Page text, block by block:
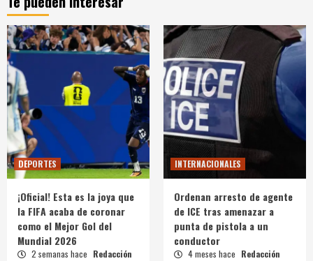
DEPORTES
¡Oficial! Esta es la joya que
la FIFA acaba de coronar
como el Mejor Gol del
Mundial 2026
2 semanas hace Redacción
INTERNACIONALES
Ordenan arresto de agente
de ICE tras amenazar a
punta de pistola a un
conductor
4 meses hace Redacción